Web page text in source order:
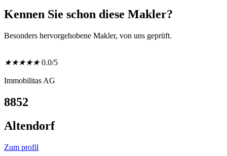
Kennen Sie schon diese Makler?
Besonders hervorgehobene Makler, von uns geprüft.
★★★★★ 0.0/5
Immobilitas AG
8852
Altendorf
Zum profil